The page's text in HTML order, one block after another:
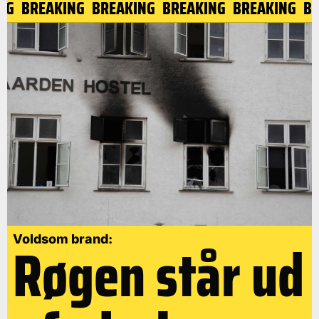
BREAKING BREAKING BREAKING BREAKING
Voldsom brand:
Røgen står ud